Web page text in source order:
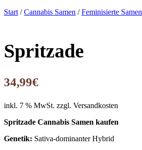
Start /Cannabis Samen /Feminisierte Samen
Spritzade
34,99€
inkl. 7 % MwSt. zzgl. Versandkosten
Spritzade Cannabis Samen kaufen
Genetik: Sativa-dominanter Hybrid